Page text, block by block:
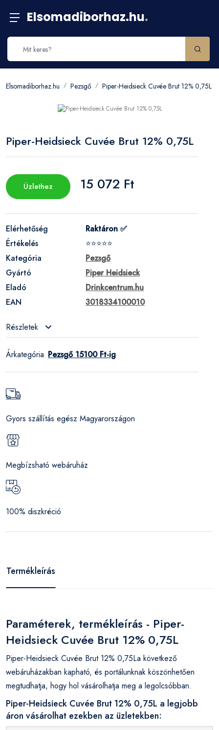
Elsomadiborhaz.hu.
Elsomadiborhaz.hu Pezsgő Piper-Heidsieck Cuvée Brut 12% 0,75L
Piper-Heidsieck Cuvée Brut 12% 0,75L
Üzlethez 15 072 Ft
Elérhetőség
Raktáron ✅
Értékelés
⭐⭐⭐⭐⭐
Kategória
Pezsgő
Gyártó
Piper Heidsieck
Eladó
Drinkcentrum.hu
EAN
3018334100010
Részletek
Árkategória: Pezsgő 15100 Ft-ig
Gyors szállítás egész Magyarországon
Megbízsható webáruház
100% diszkréció
Termékleírás
Paraméterek, termékleírás - Piper-
Heidsieck Cuvée Brut 12% 0,75L
Piper-Heidsieck Cuvée Brut 12% 0,75La következő
webáruházakban kapható, és portálunknak köszönhetően
megtudhatja, hogy hol vásárolhatja meg a legolcsóbban.
Piper-Heidsieck Cuvée Brut 12% 0,75L a legjobb
áron vásárolhat ezekben az üzletekben: